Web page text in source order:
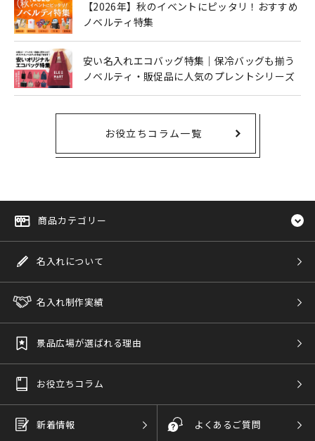
【2026年】秋のイベントにピッタリ！おすすめ
ノベルティ特集
安い名入れエコバッグ特集｜保冷バッグも揃う
ノベルティ・販促品に人気のプレントシリーズ
お役立ちコラム一覧
商品カテゴリー
名入れについて
名入れ制作実績
景品広場が選ばれる理由
お役立ちコラム
新着情報 よくあるご質問